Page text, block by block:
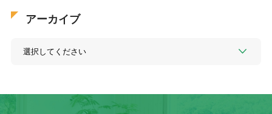
アーカイブ